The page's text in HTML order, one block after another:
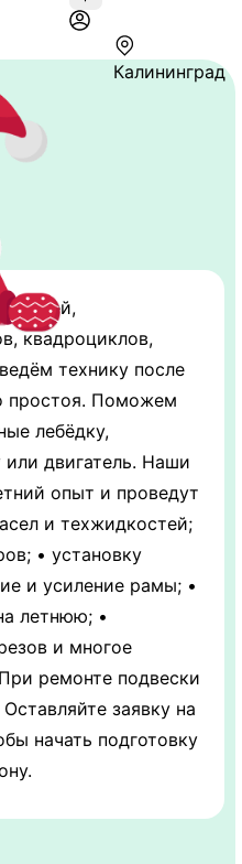
Калининград
квадроциклов,
технику после
простоя. Поможем
лебёдку,
или двигатель. Наши
опыт и проведут
и техжидкостей;
• установку
и усиление рамы; •
летнюю; •
и многое
ремонте подвески
заявку на
начать подготовку